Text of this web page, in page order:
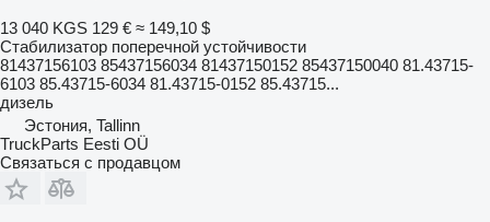
13 040 KGS 129 € ≈ 149,10 $
Стабилизатор поперечной устойчивости
81437156103 85437156034 81437150152 85437150040 81.43715-
6103 85.43715-6034 81.43715-0152 85.43715...
дизель
Эстония, Tallinn
TruckParts Eesti OÜ
Связаться с продавцом